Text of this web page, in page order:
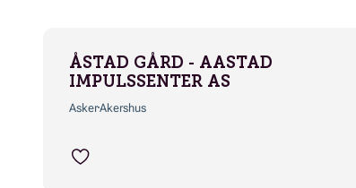
ÅSTAD GÅRD - AASTAD
IMPULSSENTER AS
AskerAkershus